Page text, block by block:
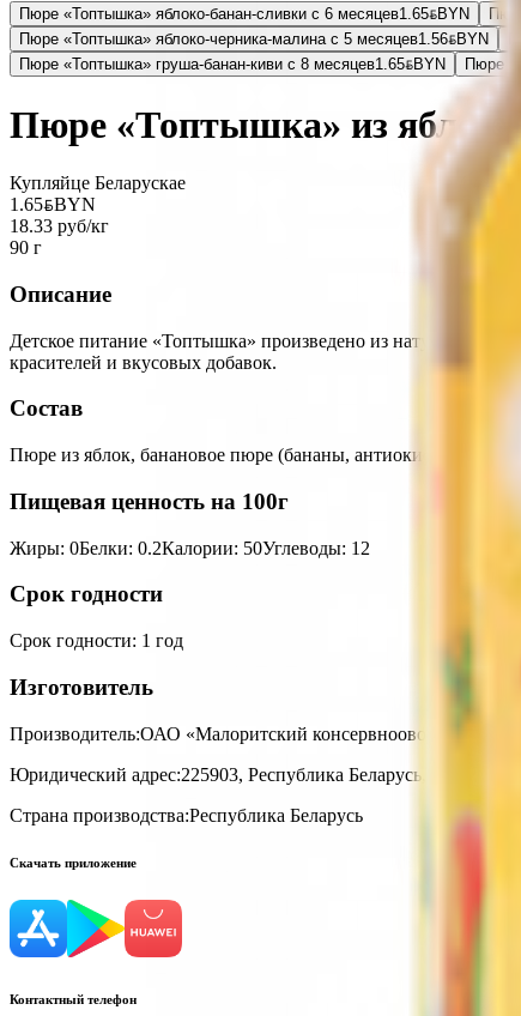
Пюре «Топтышка» яблоко-банан-сливки с 6 месяцев1.65BYNBYN
Пюре «Топтышка» яблоко-черника-малина с 5 месяцев1.56BYNBYN
Пюре «Топтышка» груша-банан-киви с 8 месяцев1.65BYNBYN Пюре
Пюре «Топтышка» из
Купляйце Беларускае
1.65BYNBYN
18.33 руб/кг
90 г
Описание
Детское питание «Топтышка» произведено из натурального
красителей и вкусовых добавок.
Состав
Пюре из яблок, банановое пюре (бананы, антиокислитель-
Пищевая ценность на 100г
Жиры: 0Белки: 0.2Калории: 50Углеводы: 12
Срок годности
Срок годности: 1 год
Изготовитель
Производитель:ОАО «Малоритский
Юридический адрес:225903, Республика Беларусь,
Страна производства:Республика Беларусь
Скачать приложение
Контактный телефон